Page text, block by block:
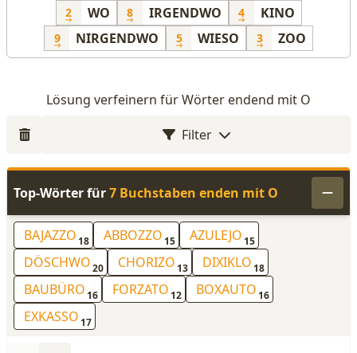
2 WO 8 IRGENDWO 4 KINO
9 NIRGENDWO 5 WIESO 3 ZOO
Lösung verfeinern für Wörter endend mit O
Filter
Top-Wörter für7 Buchstaben enden mit O
BAJAZZO 18 ABBOZZO 15 AZULEJO 15
DÖSCHWO20 CHORIZO 13 DIXIKLO 18
BAUBÜRO 16 FORZATO 12 BOXAUTO 16
EXKASSO 17